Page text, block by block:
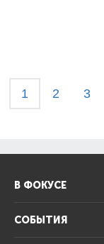
1 2 3
В ФОКУСЕ
СОБЫТИЯ